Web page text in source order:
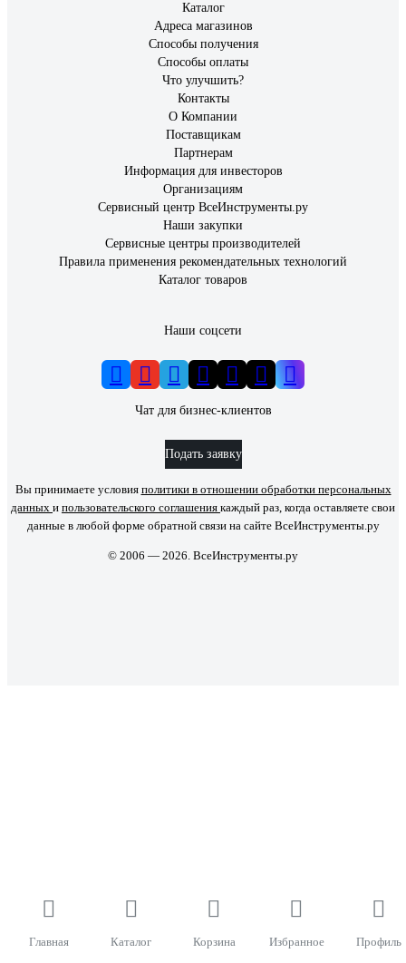
Главная Каталог Корзина Избранное Профиль
Каталог
Адреса магазинов
Способы получения
Способы оплаты
Что улучшить?
Контакты
О Компании
Поставщикам
Партнерам
Информация для инвесторов
Организациям
Сервисный центр ВсеИнструменты.ру
Наши закупки
Сервисные центры производителей
Правила применения рекомендательных технологий
Каталог товаров
Наши соцсети
Чат для бизнес-клиентов
Подать заявку
Вы принимаете условия политики в отношении обработки персональных
данных и пользовательского соглашения каждый раз, когда оставляете свои
данные в любой форме обратной связи на сайте ВсеИнструменты.ру
© 2006 — 2026. ВсеИнструменты.ру